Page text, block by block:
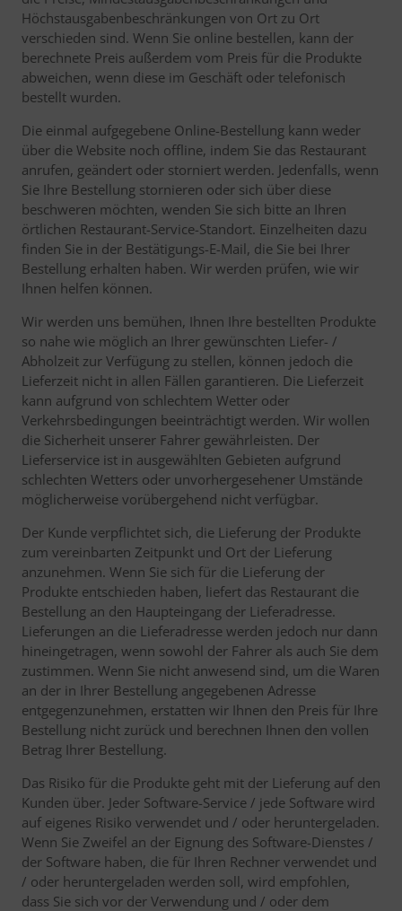
Höchstausgabenbeschränkungen von Ort zu Ort
verschieden sind. Wenn Sie online bestellen, kann der
berechnete Preis außerdem vom Preis für die Produkte
abweichen, wenn diese im Geschäft oder telefonisch
bestellt wurden.
Die einmal aufgegebene Online-Bestellung kann weder
über die Website noch offline, indem Sie das Restaurant
anrufen, geändert oder storniert werden. Jedenfalls, wenn
Sie Ihre Bestellung stornieren oder sich über diese
beschweren möchten, wenden Sie sich bitte an Ihren
örtlichen Restaurant-Service-Standort. Einzelheiten dazu
finden Sie in der Bestätigungs-E-Mail, die Sie bei Ihrer
Bestellung erhalten haben. Wir werden prüfen, wie wir
Ihnen helfen können.
Wir werden uns bemühen, Ihnen Ihre bestellten Produkte
so nahe wie möglich an Ihrer gewünschten Liefer- /
Abholzeit zur Verfügung zu stellen, können jedoch die
Lieferzeit nicht in allen Fällen garantieren. Die Lieferzeit
kann aufgrund von schlechtem Wetter oder
Verkehrsbedingungen beeinträchtigt werden. Wir wollen
die Sicherheit unserer Fahrer gewährleisten. Der
Lieferservice ist in ausgewählten Gebieten aufgrund
schlechten Wetters oder unvorhergesehener Umstände
möglicherweise vorübergehend nicht verfügbar.
Der Kunde verpflichtet sich, die Lieferung der Produkte
zum vereinbarten Zeitpunkt und Ort der Lieferung
anzunehmen. Wenn Sie sich für die Lieferung der
Produkte entschieden haben, liefert das Restaurant die
Bestellung an den Haupteingang der Lieferadresse.
Lieferungen an die Lieferadresse werden jedoch nur dann
hineingetragen, wenn sowohl der Fahrer als auch Sie dem
zustimmen. Wenn Sie nicht anwesend sind, um die Waren
an der in Ihrer Bestellung angegebenen Adresse
entgegenzunehmen, erstatten wir Ihnen den Preis für Ihre
Bestellung nicht zurück und berechnen Ihnen den vollen
Betrag Ihrer Bestellung.
Das Risiko für die Produkte geht mit der Lieferung auf den
Kunden über. Jeder Software-Service / jede Software wird
auf eigenes Risiko verwendet und / oder heruntergeladen.
Wenn Sie Zweifel an der Eignung des Software-Dienstes /
der Software haben, die für Ihren Rechner verwendet und
/ oder heruntergeladen werden soll, wird empfohlen,
dass Sie sich vor der Verwendung und / oder dem